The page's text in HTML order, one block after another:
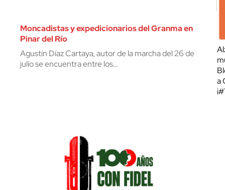
Moncadistas y expedicionarios del Granma en
Pinar del Río
Agustín Díaz Cartaya, autor de la marcha del 26 de
julio se encuentra entre los…
a